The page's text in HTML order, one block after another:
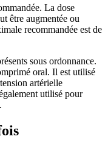
La dose
être augmentée ou
recommandée est de
sous ordonnance.
oral. Il est utilisé
artérielle
utilisé pour